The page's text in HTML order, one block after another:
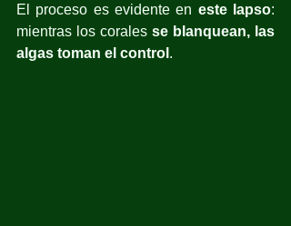
El proceso es evidente en este lapso:
mientras los corales se blanquean, las
algas toman el control .